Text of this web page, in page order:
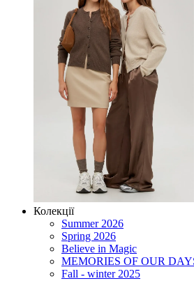
Колекції
Summer 2026
Spring 2026
Believe in Magic
MEMORIES OF OUR
Fall - winter 2025